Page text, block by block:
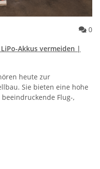
0
Akkus vermeiden |
heute zur
Sie bieten eine hohe
Flug-,